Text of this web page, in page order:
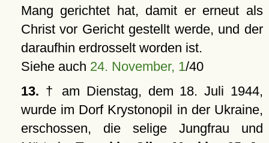
Mang gerichtet hat, damit er erneut als
Christ vor Gericht gestellt werde, und der
daraufhin erdrosselt worden ist.
Siehe auch 24. November, 1/40
13. † am Dienstag, dem 18. Juli 1944,
wurde im Dorf Krystonopil in der Ukraine,
erschossen, die selige Jungfrau und